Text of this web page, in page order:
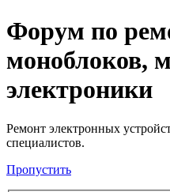
Регистрация
Форум по
моноблоков,
электроники
Ремонт электронных
специалистов.
Пропустить